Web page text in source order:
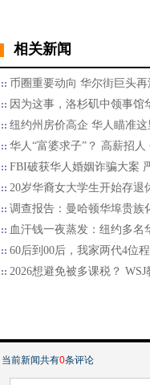
相关新闻
币圈重要动向 华尔街巨头再
因为这事，洛杉矶中领事馆
纽约州房价高企 华人瞄准这
华人“富婆求子”？ 高薪招人
FBI破获华人婚姻诈骗大案
20岁华裔女大学生开始存退
调查报告：曼哈顿华埠贵族
血汗钱一夜蒸发：纽约多名
60后到00后，我家两代4位
2026想避免被多课税？ WSJ
当前新闻共有0条评论